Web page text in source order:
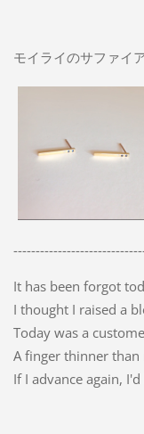
モイライのサファイ
It has been forgot
I thought I raised a
Today was a
A finger thinner than
If I advance again,